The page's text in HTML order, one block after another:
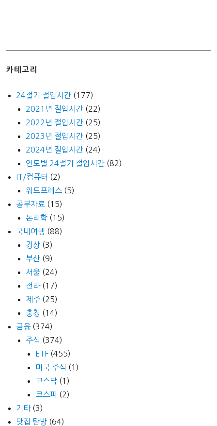
카테고리
24절기 절입시간 (177)
2021년 절입시간 (22)
2022년 절입시간 (25)
2023년 절입시간 (25)
2024년 절입시간 (24)
연도별 24절기 절입시간 (82)
IT/컴퓨터 (2)
워드프레스 (5)
공부자료 (15)
논리학 (15)
국내여행 (88)
경상 (3)
부산 (9)
서울 (24)
전라(17)
제주 (25)
충청 (14)
금융 (374)
주식 (374)
ETF (455)
미국 주식 (1)
코스닥 (1)
코스피 (2)
기타(3)
맛집 탐방 (64)